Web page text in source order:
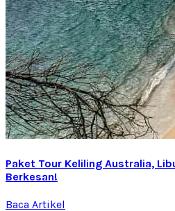
Paket Tour Keliling Australia,
Berkesan!
Baca Artikel